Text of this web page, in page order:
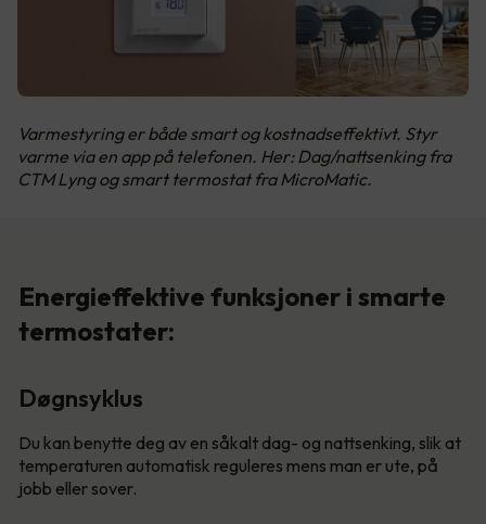
Varmestyring er både smart og kostnadseffektivt. Styr
varme via en app på telefonen. Her: Dag/nattsenking fra
CTM Lyng og smart termostat fra MicroMatic.
Energieffektive funksjoner i smarte
termostater:
Døgnsyklus
Du kan benytte deg av en såkalt dag- og nattsenking, slik at
temperaturen automatisk reguleres mens man er ute, på
jobb eller sover.